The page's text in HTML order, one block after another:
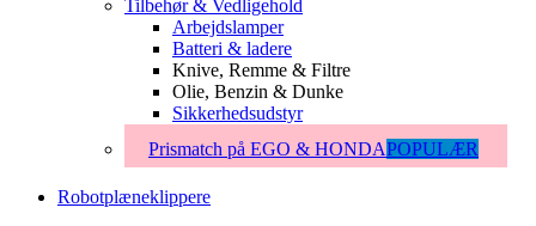
Tilbehør & Vedligehold
Arbejdslamper
Batteri & ladere
Knive, Remme & Filtre
Olie, Benzin & Dunke
Sikkerhedsudstyr
Prismatch på EGO & HONDAPOPULÆR
Robotplæneklippere